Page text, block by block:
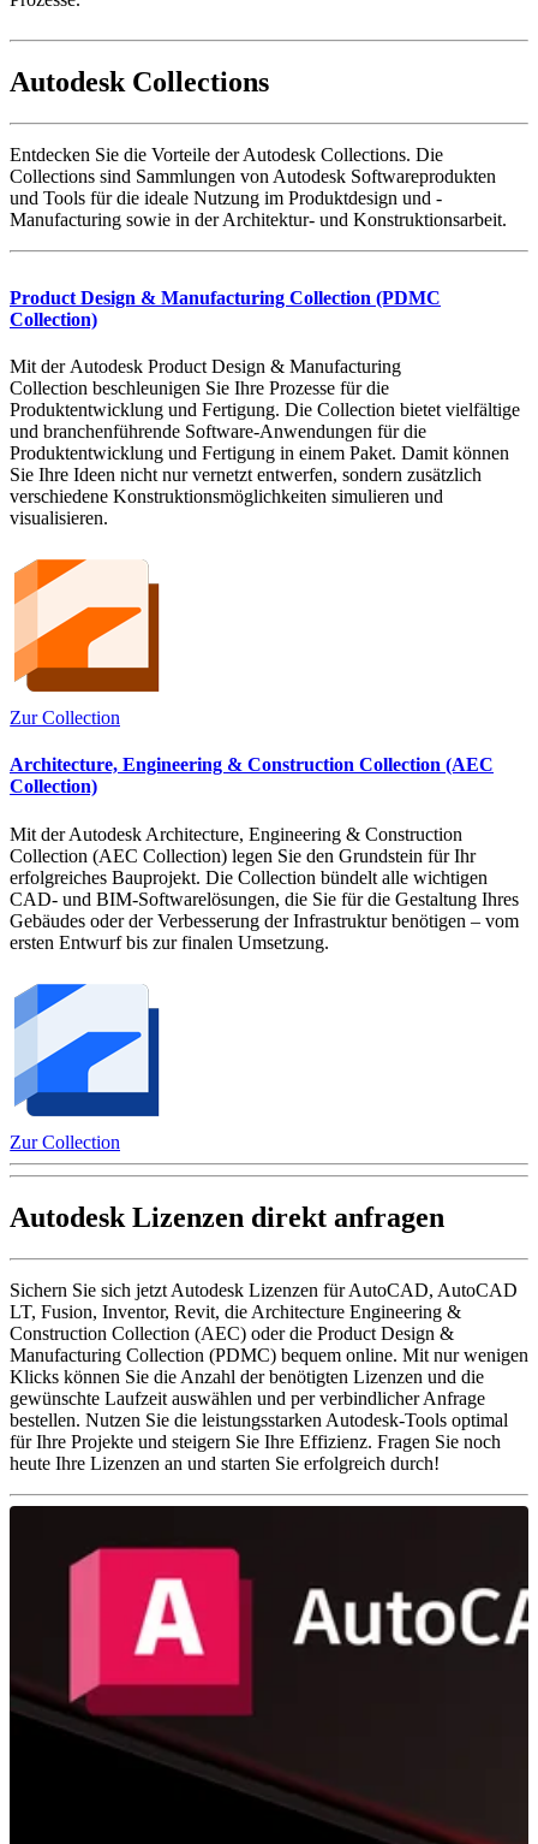
Autodesk Collections
Entdecken Sie die Vorteile der Autodesk Collections. Die
Collections sind Sammlungen von Autodesk Softwareprodukten
und Tools für die ideale Nutzung im Produktdesign und -
Manufacturing sowie in der Architektur- und Konstruktionsarbeit.
Product Design & Manufacturing Collection (PDMC
Collection)
Mit der Autodesk Product Design & Manufacturing
Collection beschleunigen Sie Ihre Prozesse für die
Produktentwicklung und Fertigung. Die Collection bietet vielfältige
und branchenführende Software-Anwendungen für die
Produktentwicklung und Fertigung in einem Paket. Damit können
Sie Ihre Ideen nicht nur vernetzt entwerfen, sondern zusätzlich
verschiedene Konstruktionsmöglichkeiten simulieren und
visualisieren.
Zur Collection
Architecture, Engineering & Construction Collection (AEC
Collection)
Mit der Autodesk Architecture, Engineering & Construction
Collection (AEC Collection) legen Sie den Grundstein für Ihr
erfolgreiches Bauprojekt. Die Collection bündelt alle wichtigen
CAD- und BIM-Softwarelösungen, die Sie für die Gestaltung Ihres
Gebäudes oder der Verbesserung der Infrastruktur benötigen – vom
ersten Entwurf bis zur finalen Umsetzung.
Zur Collection
Autodesk Lizenzen direkt anfragen
Sichern Sie sich jetzt Autodesk Lizenzen für AutoCAD, AutoCAD
LT, Fusion, Inventor, Revit, die Architecture Engineering &
Construction Collection (AEC) oder die Product Design &
Manufacturing Collection (PDMC) bequem online. Mit nur wenigen
Klicks können Sie die Anzahl der benötigten Lizenzen und die
gewünschte Laufzeit auswählen und per verbindlicher Anfrage
bestellen. Nutzen Sie die leistungsstarken Autodesk-Tools optimal
für Ihre Projekte und steigern Sie Ihre Effizienz. Fragen Sie noch
heute Ihre Lizenzen an und starten Sie erfolgreich durch!